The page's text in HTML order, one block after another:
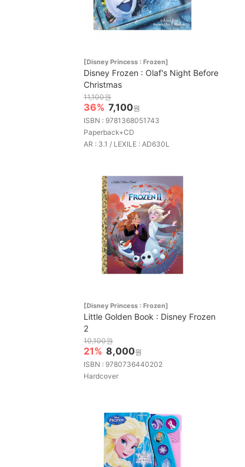
[Disney Princess : Frozen]
Disney Frozen : Olaf's Night Before
Christmas
11,100원
36% 7,100원
ISBN : 9781368051743
Paperback+CD
AR : 3.1 / LEXILE : AD630L
[Disney Princess : Frozen]
Little Golden Book : Disney Frozen
2
10,100원
21% 8,000원
ISBN : 9780736440202
Hardcover